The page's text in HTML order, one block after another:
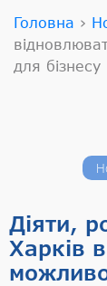
Головна ›
для бізнесу
Діяти,
Харків